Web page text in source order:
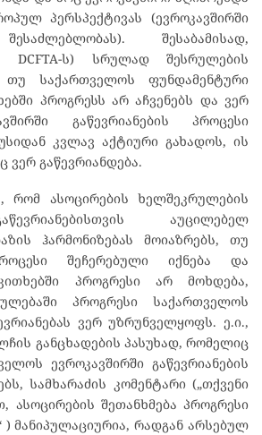
პერსპექტივას (ევროკავშირში
შესაბამისად,
DCFTA-ს) სრულად შესრულების
თუ საქართველოს ფუნდამენტური
პროგრესს არ აჩვენებს და ვერ
გაწევრიანების პროცესი
კვლავ აქტიური გახადოს, ის
ვერ გაწევრიანდება.
რომ ასოცირების ხელშეკრულების
აუცილებელ
ჰარმონიზებას მოიაზრებს, თუ
შეჩერებული იქნება და
პროგრესი არ მოხდება,
პროგრესი საქართველოს
ვერ უზრუნველყოფს. ე.ი.,
განცხადების პასუხად, რომელიც
ევროკავშირში გაწევრიანების
სამხარაძის კომენტარი („თქვენი
ასოცირების შეთანხმება პროგრესი
) მანიპულაციურია, რადგან არსებულ